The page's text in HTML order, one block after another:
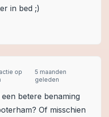
in bed ;)
op
5 maanden
geleden
betere benaming
Of misschien